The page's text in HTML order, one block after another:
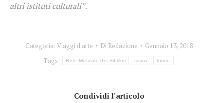
altri istituti culturali”.
Categoria: Viaggi d'arte Di Redazione
Gennaio 13, 2018
Tags:
Rete Museale dei Sibillini sisma torino
Condividi l'articolo